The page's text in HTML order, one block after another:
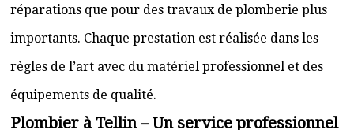
réparations que pour des travaux de plomberie plus
importants. Chaque prestation est réalisée dans les
règles de l’art avec du matériel professionnel et des
équipements de qualité.
Plombier à Tellin – Un service professionnel